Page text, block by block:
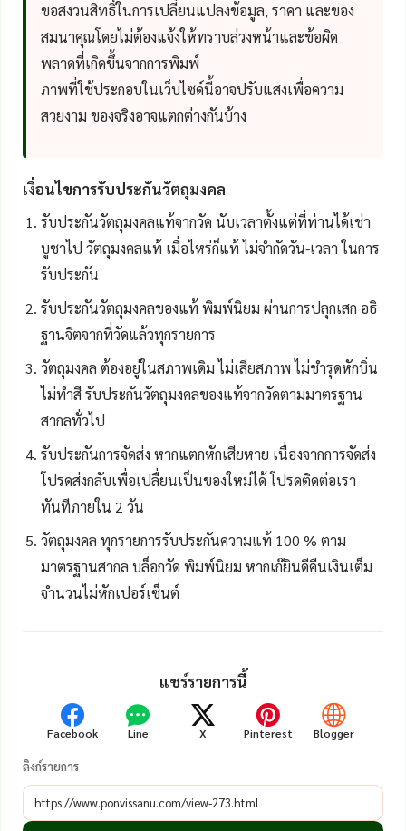
ขอสงวนสิทธิ์ในการเปลี่ยนแปลงข้อมูล, ราคา และของ
สมนาคุณโดยไม่ต้องแจ้งให้ทราบล่วงหน้าและข้อผิด
พลาดที่เกิดขึ้นจากการพิมพ์
ภาพที่ใช้ประกอบในเว็บไซด์นี้อาจปรับแสงเพื่อความ
สวยงาม ของจริงอาจแตกต่างกันบ้าง
เงื่อนไขการรับประกันวัตถุมงคล
รับประกันวัตถุมงคลแท้จากวัด นับเวลาตั้งแต่ที่ท่านได้เช่า
บูชาไป วัตถุมงคลแท้ เมื่อไหร่ก็แท้ ไม่จำกัดวัน-เวลา ในการ
รับประกัน
รับประกันวัตถุมงคลของแท้ พิมพ์นิยม ผ่านการปลุกเสก อธิ
ฐานจิตจากที่วัดแล้วทุกรายการ
วัตถุมงคล ต้องอยู่ในสภาพเดิม ไม่เสียสภาพ ไม่ชำรุดหักบิ่น
ไม่ทำสี รับประกันวัตถุมงคลของแท้จากวัดตามมาตรฐาน
สากลทั่วไป
รับประกันการจัดส่ง หากแตกหักเสียหาย เนื่องจากการจัดส่ง
โปรดส่งกลับเพื่อเปลื่ยนเป็นของใหม่ได้ โปรดติดต่อเรา
ทันทีภายใน 2 วัน
วัตถุมงคล ทุกรายการรับประกันความแท้ 100 % ตาม
มาตรฐานสากล บล็อกวัด พิมพ์นิยม หากเก๊ยินดีคืนเงินเต็ม
จำนวนไม่หักเปอร์เซ็นต์
แชร์รายการนี้
Facebook Line X Pinterest Blogger
ลิงก์รายการ